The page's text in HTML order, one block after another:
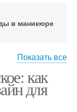
в маникюре
маникюр
Показать все
как
для